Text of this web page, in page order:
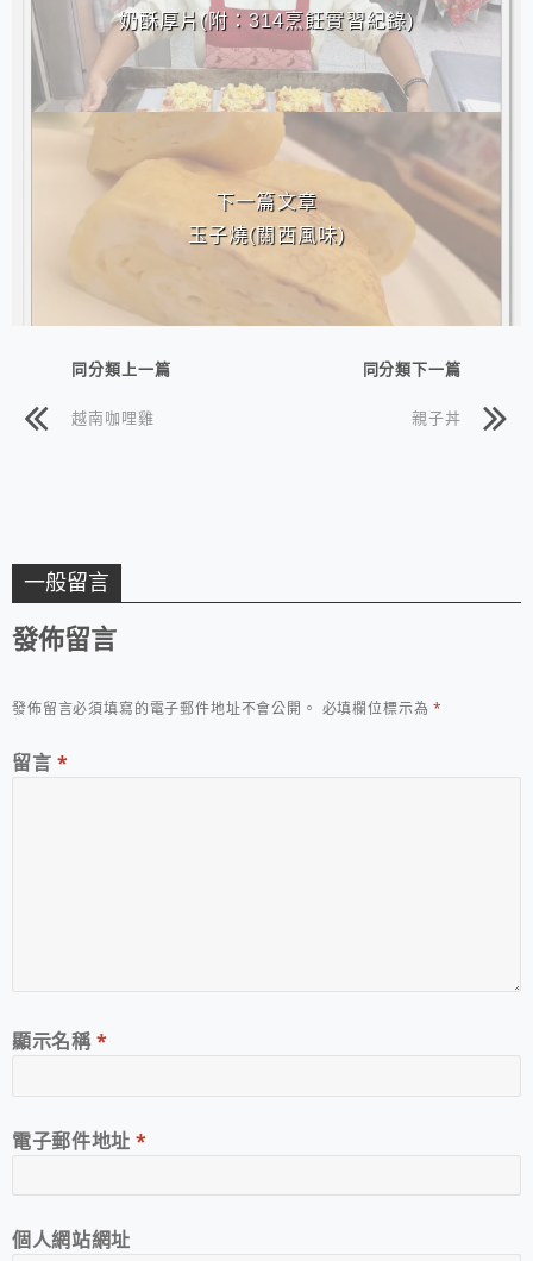
奶酥厚片(附：314烹飪實習紀錄)
下一篇文章
玉子燒(關西風味)
同分類上一篇
越南咖哩雞
同分類下一篇
親子丼
一般留言
發佈留言
發佈留言必須填寫的電子郵件地址不會公開。 必填欄位標示為*
留言 *
顯示名稱*
電子郵件地址*
個人網站網址